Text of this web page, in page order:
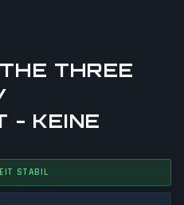
THREE
- KEINE
STABIL